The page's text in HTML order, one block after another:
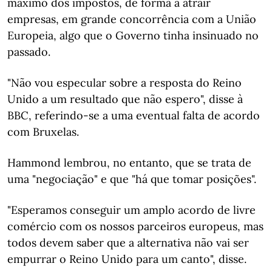
empresas, em grande concorrência com a União
Europeia, algo que o Governo tinha insinuado no
passado.
"Não vou especular sobre a resposta do Reino
Unido a um resultado que não espero", disse à
BBC, referindo-se a uma eventual falta de acordo
com Bruxelas.
Hammond lembrou, no entanto, que se trata de
uma "negociação" e que "há que tomar posições".
"Esperamos conseguir um amplo acordo de livre
comércio com os nossos parceiros europeus, mas
todos devem saber que a alternativa não vai ser
empurrar o Reino Unido para um canto", disse.